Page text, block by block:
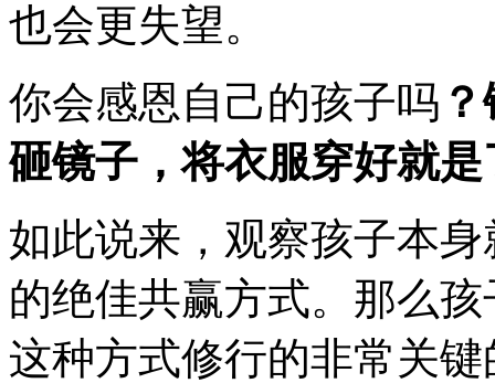
也会更失望。
你会感恩自己的孩子吗
砸镜子，将衣服穿好就是
如此说来，观察孩子本
的绝佳共赢方式。那么
这种方式修行的非常关